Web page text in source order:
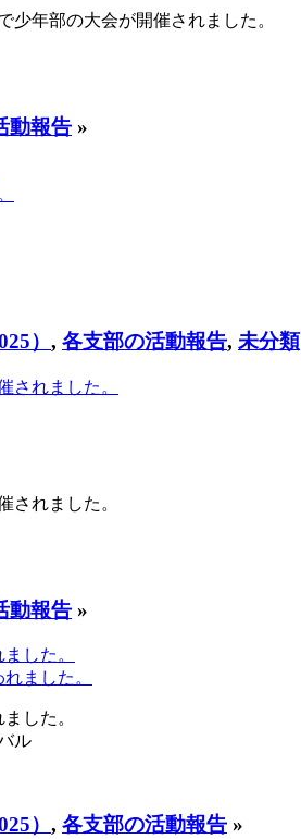
少年部の大会が開催されました。
動報告 »
） , 各支部の活動報告, 未分類
されました。
されました。
動報告 »
した。
した。
ル
） , 各支部の活動報告 »